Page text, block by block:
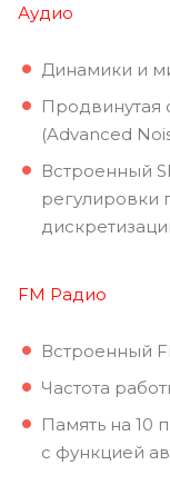
Аудио
Динамики и
Продвинутая
(Advanced
Встроенный
регулировки
FM Радио
Встроенный
Частота
Память на 10
с функцией